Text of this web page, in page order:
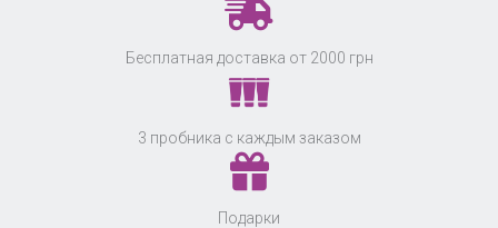
Бесплатная доставка от 2000 грн
3 пробника с каждым заказом
Подарки